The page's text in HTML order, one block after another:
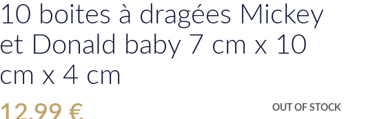
10 boites à dragées Mickey
et Donald baby 7 cm x 10
cm x 4 cm
12,99 €
OUT OF STOCK